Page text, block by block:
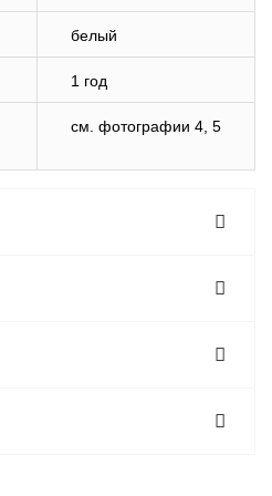
белый
1 год
см. фотографии 4, 5